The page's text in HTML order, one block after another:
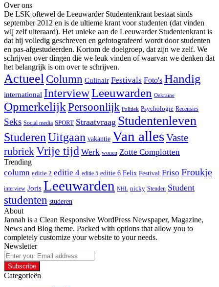
Over ons
De LSK oftewel de Leeuwarder Studentenkrant bestaat sinds
september 2012 en is de ultieme krant voor studenten (dat vinden
wij zelf uiteraard). Het unieke aan de Leeuwarder Studentenkrant is
dat hij volledig geschreven en gefotografeerd wordt door studenten
en pas-afgestudeerden. Kortom de doelgroep, dat zijn we zelf. We
schrijven over dingen die we leuk vinden of waarvan we denken dat
het belangrijk is om over te schrijven.
Actueel Column Culinair Festivals Foto's Handig
international InterviewLeeuwarden Oekraïne
OpmerkelijkPersoonlijk Politiek Psychologie Recensies
Seks Social media SPORT Straatvraag Studentenleven
StuderenUitgaan vakantie Van allesVaste
rubriekVrije tijd Werk wonen Zotte Complotten
Trending
column editie 2 editie 4 editie 5 editie 6 Felix Festival Friso Froukje
interview Joris Leeuwarden NHL nicky Stenden Student
studenten studeren
About
Jannah is a Clean Responsive WordPress Newspaper, Magazine,
News and Blog theme. Packed with options that allow you to
completely customize your website to your needs.
Newsletter
Enter
your
Email
address
Categorieën